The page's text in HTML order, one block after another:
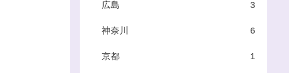
広島 3
神奈川 6
京都 1